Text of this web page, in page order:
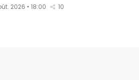
2026 • 18:00 10